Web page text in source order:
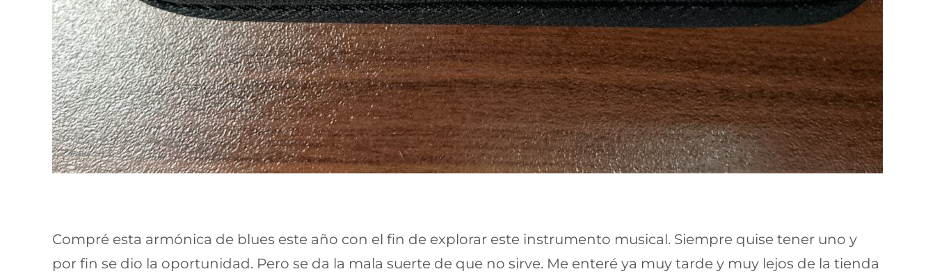
Compré esta armónica de blues este año con el fin de explorar este instrumento musical. Siempre quise tener uno y
por fin se dio la oportunidad. Pero se da la mala suerte de que no sirve. Me enteré ya muy tarde y muy lejos de la tienda